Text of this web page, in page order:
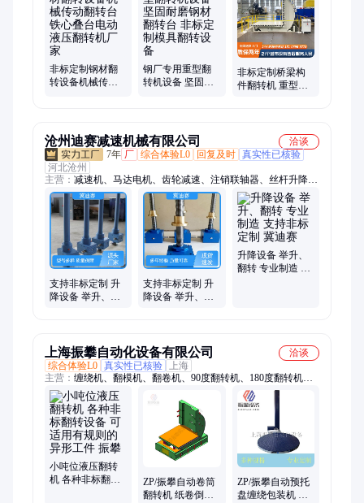
升降机、升降货梯、手动板材货架、翻模机、电动平车、固定式
升降台、升降平台、卸货平台、往复式提升机、牵引平板拖车、
大吨位牵引转运车、物料转运车、自动运输车、电动平板车
非标定制钢材翻
转设备机械传动
钢厂专用重型翻
转机设备 坚固耐
非标定制桥梁构
件翻转机 重型钢
沧州迪赛减速机械有限公司
洽谈
7年 厂 综合体验L0 回复及时 真实性已核验
河北沧州
主营： 减速机、马达电机、齿轮减速、注销联轴器、丝杆升降
机、减速电动机、齿轮转向箱、饲草搅拌机、螺旋升降机、夹壳
联轴器、凸圆联轴器、平行轴斜齿轮、单级圆柱齿轮、电机涡轮
涡杆、蜗轮蜗杆螺杆、行星摆线针轮、蜗轮蜗杆减速、铝壳蜗轮
蜗杆、滚珠丝杆螺旋、电机蜗轮蜗杆、圆柱蜗轮蜗杆
支持非标定制 升
降设备 举升、翻
支持非标定制 升
降设备 举升、翻
升降设备 举升、
翻转 专业制造 支
上海振攀自动化设备有限公司
洽谈
综合体验L0 真实性已核验
上海
主营： 缠绕机、翻模机、翻卷机、90度翻转机、180度翻转机、
托盘裹包机
小吨位液压翻转
机 各种非标翻转
ZP/振攀自动卷筒
翻转机 纸卷倒料
ZP/振攀自动预托
盘缠绕包装机 缠